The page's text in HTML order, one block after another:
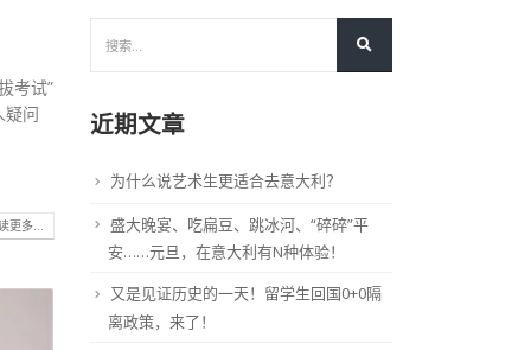
考试”
疑问
更多...
近期文章
为什么说艺术生更适合去意大利？
盛大晚宴、吃扁豆、跳冰河、“碎碎”平
安……元旦，在意大利有N种体验！
又是见证历史的一天！留学生回国0+0隔
离政策，来了！